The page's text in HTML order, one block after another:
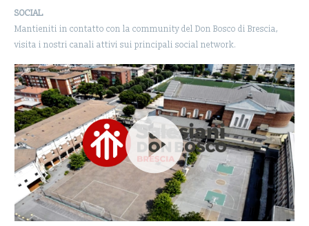
SOCIAL
Mantieniti in contatto con la community del Don Bosco di Brescia,
visita i nostri canali attivi sui principali social network.